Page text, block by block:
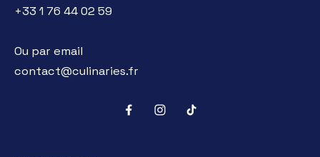
+33 1 76 44 02 59
Ou par email
contact@culinaries.fr